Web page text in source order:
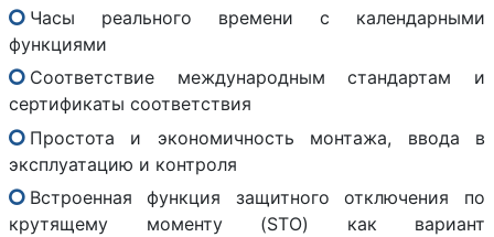
Часы реального времени с календарными
функциями
Соответствие международным стандартам и
сертификаты соответствия
Простота и экономичность монтажа, ввода в
эксплуатацию и контроля
Встроенная функция защитного отключения по
крутящему моменту (STO) как вариант